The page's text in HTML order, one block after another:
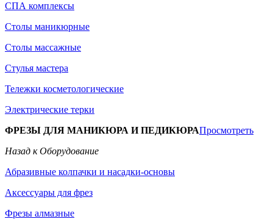
СПА комплексы
Столы маникюрные
Столы массажные
Стулья мастера
Тележки косметологические
Электрические терки
ФРЕЗЫ ДЛЯ МАНИКЮРА И ПЕДИКЮРАПросмотреть
Назад к Оборудование
Абразивные колпачки и насадки-основы
Аксессуары для фрез
Фрезы алмазные